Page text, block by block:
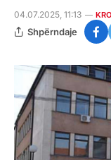
04.07.2025, 11:13
Shpërndaje